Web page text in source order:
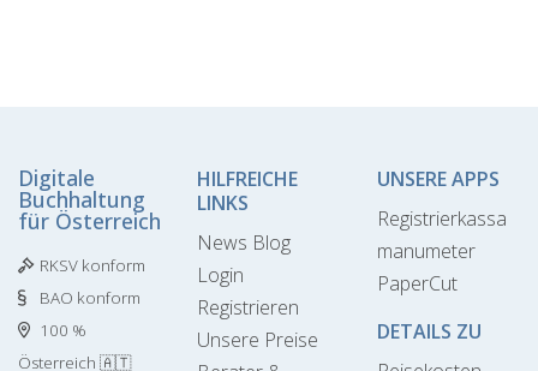
Digitale
Buchhaltung
für Österreich
RKSV konform
BAO konform
100 %
Österreich 🇦🇹
HILFREICHE
LINKS
News Blog
Login
Registrieren
Unsere Preise
UNSERE APPS
Registrierkassa
manumeter
PaperCut
DETAILS ZU